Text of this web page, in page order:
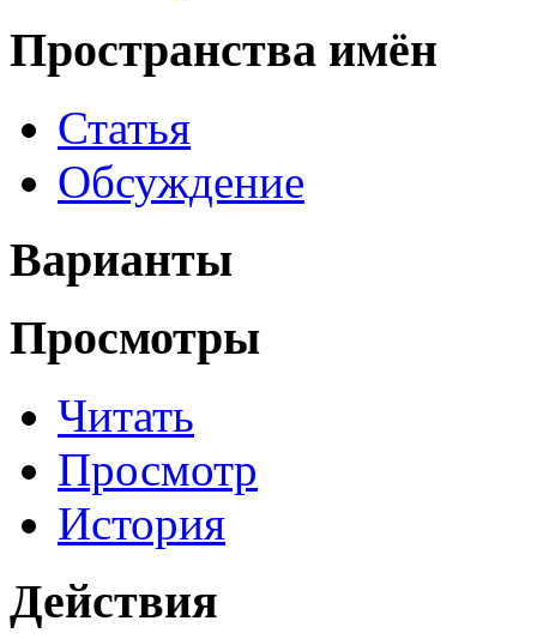
Пространства имён
Статья
Обсуждение
Варианты
Просмотры
Читать
Просмотр
История
Действия